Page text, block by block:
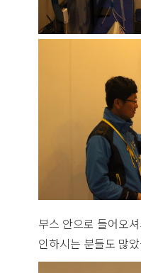
부스 안으로 들어오
인하시는 분들도 많